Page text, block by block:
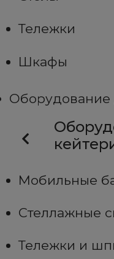
Тележки
Шкафы
Оборудование
Мобильные
Стеллажные
Тележки и